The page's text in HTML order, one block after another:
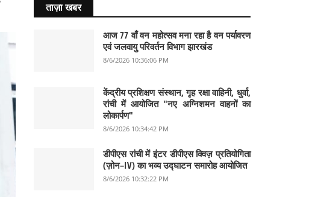
ताज़ा खबर
आज 77 वाँ वन महोत्सव मना रहा है वन पर्यावरण
एवं जलवायु परिवर्तन विभाग झारखंड
8/6/2026 10:36:06 PM
केंद्रीय प्रशिक्षण संस्थान, गृह रक्षा वाहिनी, धुर्वा,
रांची में आयोजित "नए अग्निशमन वाहनों का
लोकार्पण"
8/6/2026 10:34:42 PM
डीपीएस रांची में इंटर डीपीएस क्विज़ प्रतियोगिता
(ज़ोन–IV) का भव्य उद्घाटन समारोह आयोजित
8/6/2026 10:32:22 PM